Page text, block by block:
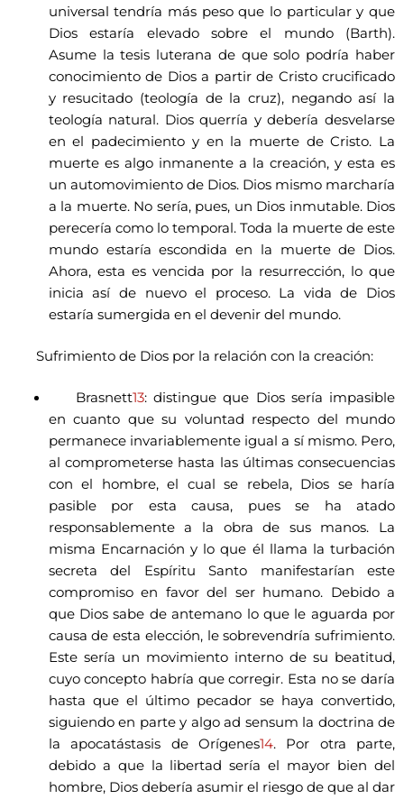
universal tendría más peso que lo particular y que
Dios estaría elevado sobre el mundo (Barth).
Asume la tesis luterana de que solo podría haber
conocimiento de Dios a partir de Cristo crucificado
y resucitado (teología de la cruz), negando así la
teología natural. Dios querría y debería desvelarse
en el padecimiento y en la muerte de Cristo. La
muerte es algo inmanente a la creación, y esta es
un automovimiento de Dios. Dios mismo marcharía
a la muerte. No sería, pues, un Dios inmutable. Dios
perecería como lo temporal. Toda la muerte de este
mundo estaría escondida en la muerte de Dios.
Ahora, esta es vencida por la resurrección, lo que
inicia así de nuevo el proceso. La vida de Dios
estaría sumergida en el devenir del mundo.
Sufrimiento de Dios por la relación con la creación:
Brasnett13: distingue que Dios sería impasible
en cuanto que su voluntad respecto del mundo
permanece invariablemente igual a sí mismo. Pero,
al comprometerse hasta las últimas consecuencias
con el hombre, el cual se rebela, Dios se haría
pasible por esta causa, pues se ha atado
responsablemente a la obra de sus manos. La
misma Encarnación y lo que él llama la turbación
secreta del Espíritu Santo manifestarían este
compromiso en favor del ser humano. Debido a
que Dios sabe de antemano lo que le aguarda por
causa de esta elección, le sobrevendría sufrimiento.
Este sería un movimiento interno de su beatitud,
cuyo concepto habría que corregir. Esta no se daría
hasta que el último pecador se haya convertido,
siguiendo en parte y algo ad sensum la doctrina de
la apocatástasis de Orígenes14. Por otra parte,
debido a que la libertad sería el mayor bien del
hombre, Dios debería asumir el riesgo de que al dar